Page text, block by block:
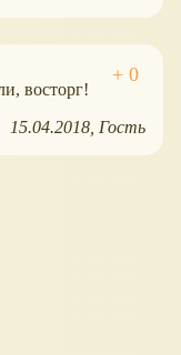
восторг!
15.04.2018 Гость